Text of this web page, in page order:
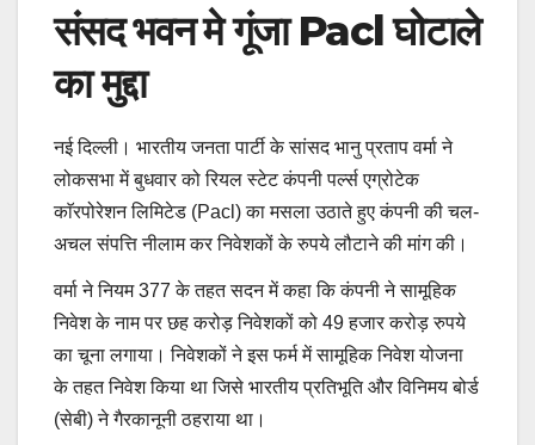
संसद भवन मे गूंजा Pacl घोटाले
का मुद्दा
नई दिल्ली। भारतीय जनता पार्टी के सांसद भानु प्रताप वर्मा ने
लोकसभा में बुधवार को रियल स्टेट कंपनी पर्ल्स एग्रोटेक
काॅरपोरेशन लिमिटेड (Pacl) का मसला उठाते हुए कंपनी की चल-
अचल संपत्ति नीलाम कर निवेशकों के रुपये लौटाने की मांग की।
वर्मा ने नियम 377 के तहत सदन में कहा कि कंपनी ने सामूहिक
निवेश के नाम पर छह करोड़ निवेशकों को 49 हजार करोड़ रुपये
का चूना लगाया। निवेशकों ने इस फर्म में सामूहिक निवेश योजना
के तहत निवेश किया था जिसे भारतीय प्रतिभूति और विनिमय बोर्ड
(सेबी) ने गैरकानूनी ठहराया था।